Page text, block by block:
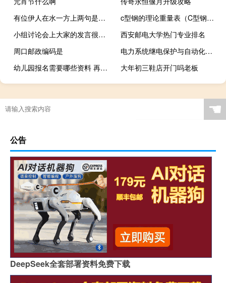
有位伊人在水一方上两句是什么
c型钢的理论重量表（C型钢的规格型号及理论重量）
小组讨论会上大家的发言很猛烈修改病句
西安邮电大学热门专业排名
周口邮政编码是
电力系统继电保护与自动化技术专业代码是什么
幼儿园报名需要哪些资料 再婚（幼儿园报名需要哪些资料）
大年初三鞋店开门吗老板
☚
公告
DeepSeek全套部署资料免费下载